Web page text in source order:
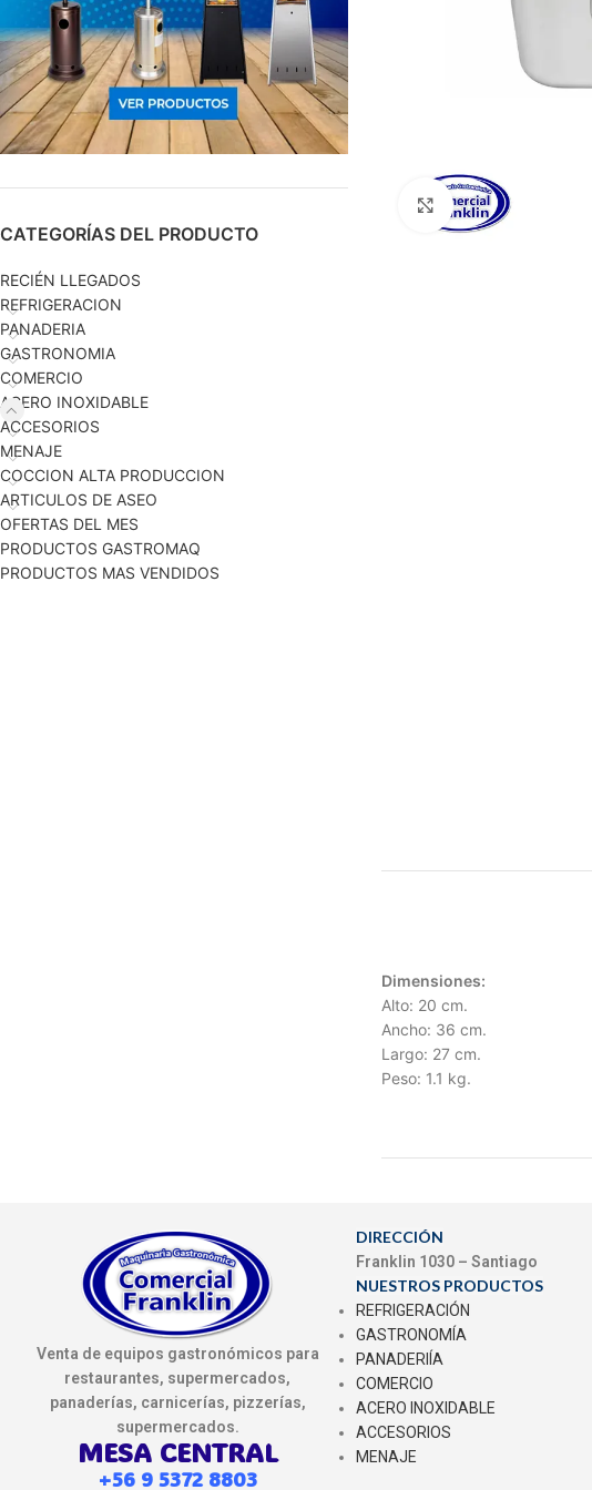
CATEGORÍAS DEL PRODUCTO
RECIÉN LLEGADOS
REFRIGERACION
PANADERIA
GASTRONOMIA
COMERCIO
ACERO INOXIDABLE
ACCESORIOS
MENAJE
COCCION ALTA PRODUCCION
ARTICULOS DE ASEO
OFERTAS DEL MES
PRODUCTOS GASTROMAQ
PRODUCTOS MAS VENDIDOS
Haga clic para ampliar
Dimensiones:
Alto: 20 cm.
Ancho: 36 cm.
Largo: 27 cm.
Peso: 1.1 kg.
Venta de equipos gastronómicos para
restaurantes, supermercados,
panaderías, carnicerías, pizzerías,
supermercados.
MESA CENTRAL
+56 9 5372 8803
DIRECCIÓN
Franklin 1030 – Santiago
NUESTROS PRODUCTOS
REFRIGERACIÓN
GASTRONOMÍA
PANADERIÍA
COMERCIO
ACERO INOXIDABLE
ACCESORIOS
MENAJE